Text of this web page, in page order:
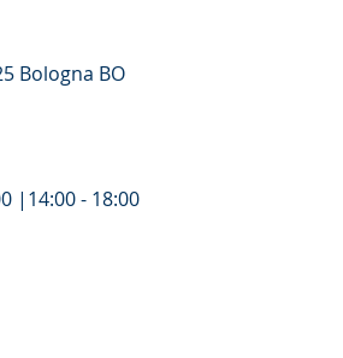
Bologna BO
|14:00 - 18:00